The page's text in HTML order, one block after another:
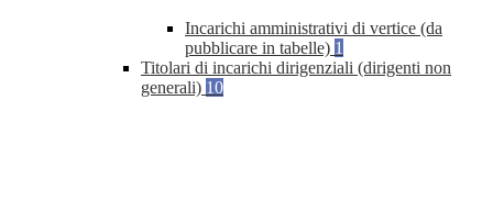
Incarichi amministrativi di vertice (da
pubblicare in tabelle) 1
Titolari di incarichi dirigenziali (dirigenti non
generali) 10